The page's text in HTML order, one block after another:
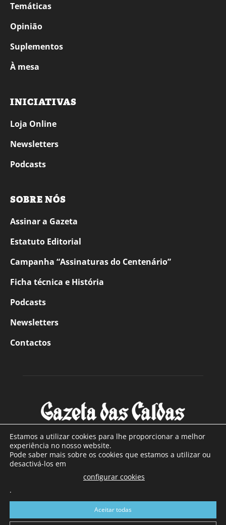
Temáticas
Opinião
Suplementos
À mesa
INICIATIVAS
Loja Online
Newsletters
Podcasts
SOBRE NÓS
Assinar a Gazeta
Estatuto Editorial
Campanha “Assinaturas do Centenário”
Ficha técnica e História
Podcasts
Newsletters
Contactos
SOBRE NÓS
Com sede nas Caldas da Rainha e mais de 90 anos de
a sul de distrito de Leiria, com mais de 40.000 leitores por
toda a região Oeste. Jornal com distribuição em Portugal
Continental e assinatura online.
Estamos a utilizar cookies para lhe proporcionar a melhor
experiência no nosso website.
Pode saber mais sobre os cookies que estamos a utilizar ou
desactivá-los em
configurar cookies
.
Aceitar todas